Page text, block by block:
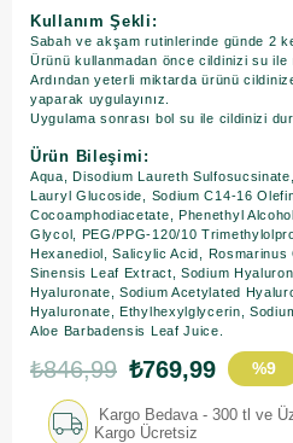
Kullanım Şekli:
Sabah ve akşam rutinlerinde günde 2
Ürünü kullanmadan önce cildinizi su ile
Ardından yeterli miktarda ürünü
yaparak uygulayınız.
Uygulama sonrası bol su ile cildinizi
Ürün Bileşimi:
Aqua, Disodium Laureth
Lauryl Glucoside, Sodium C14-16
Cocoamphodiacetate, Phenethyl
Glycol, PEG/PPG-120/10
Hexanediol, Salicylic Acid,
Sinensis Leaf Extract, Sodium
Hyaluronate, Sodium Acetylated
Hyaluronate, Ethylhexylglycerin,
Aloe Barbadensis Leaf Juice.
₺846,99 ₺769,99 %9
İndirim
Kargo Bedava - 300 tl ve
Kargo Ücretsiz